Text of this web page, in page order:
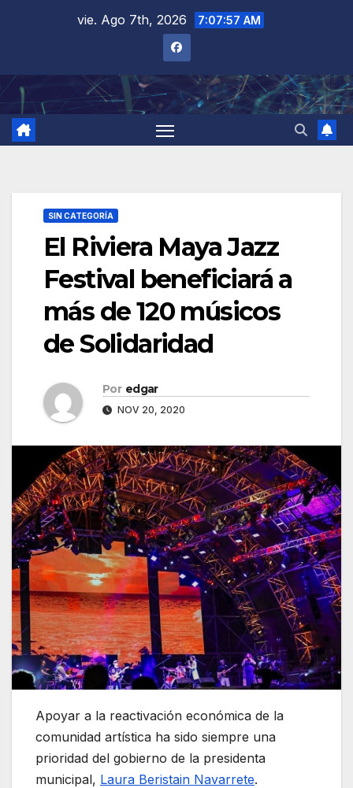
vie. Ago 7th, 2026 7:07:58 AM
SIN CATEGORÍA
El Riviera Maya Jazz
Festival beneficiará a
más de 120 músicos
de Solidaridad
Por edgar
NOV 20, 2020
Apoyar a la reactivación económica de la
comunidad artística ha sido siempre una
prioridad del gobierno de la presidenta
municipal, Laura Beristain Navarrete.